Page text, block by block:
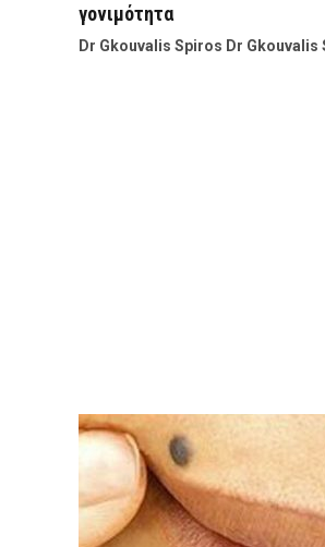
γονιμότητα
Dr Gkouvalis Spiros Dr Gkouvalis